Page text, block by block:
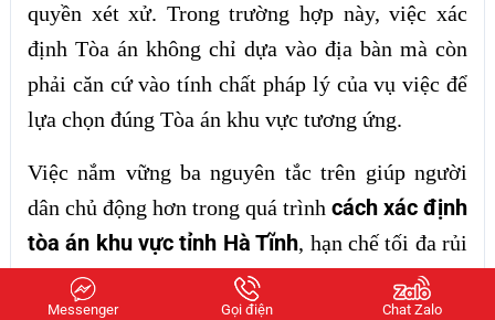
quyền xét xử. Trong trường hợp này, việc xác
định Tòa án không chỉ dựa vào địa bàn mà còn
phải căn cứ vào tính chất pháp lý của vụ việc để
lựa chọn đúng Tòa án khu vực tương ứng.
Việc nắm vững ba nguyên tắc trên giúp người
dân chủ động hơn trong quá trìnhcách xác định
tòa án khu vực tỉnh Hà Tĩnh, hạn chế tối đa rủi
ro nộp sai nơi, đồng thời đảm bảo hồ sơ được
tiếp nhận và xử lý đúng quy trình pháp luật.
Messenger Gọi điện Chat Zalo